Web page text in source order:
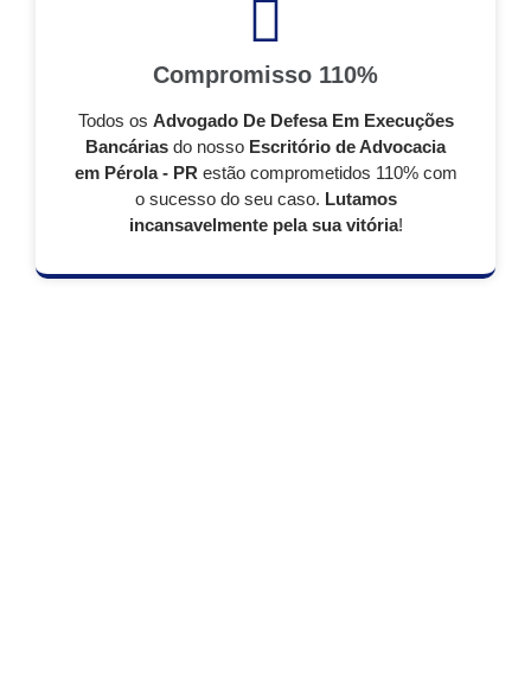
Compromisso 110%
Todos os Advogado De Defesa Em Execuções
Bancárias do nosso Escritório de Advocacia
em Pérola - PR estão comprometidos 110% com
o sucesso do seu caso. Lutamos
incansavelmente pela sua vitória!